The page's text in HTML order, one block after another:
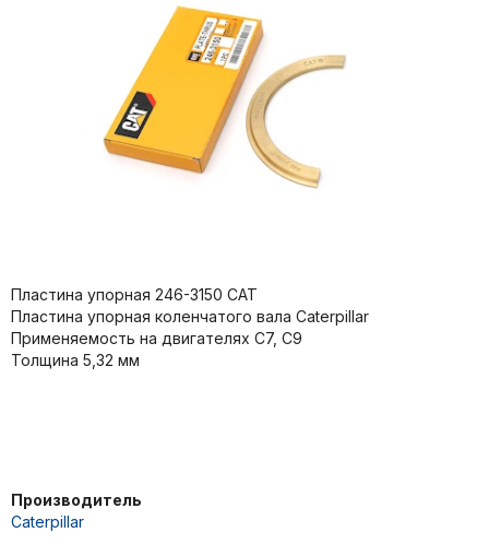
Пластина упорная 246-3150 CAT
Пластина упорная коленчатого вала Caterpillar
Применяемость на двигателях C7, C9
Толщина 5,32 мм
Производитель
Caterpillar